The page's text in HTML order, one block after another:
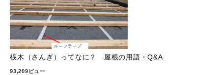
桟木（さんぎ）ってなに？ 屋根の用語・Q&A
93,209ビュー